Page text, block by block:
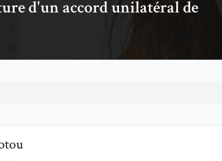
d'un accord unilatéral de